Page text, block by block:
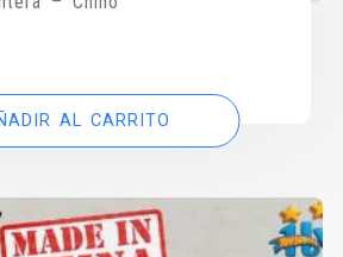
AL CARRITO